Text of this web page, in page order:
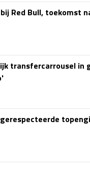
Red Bull, toekomst
transfercarrousel in